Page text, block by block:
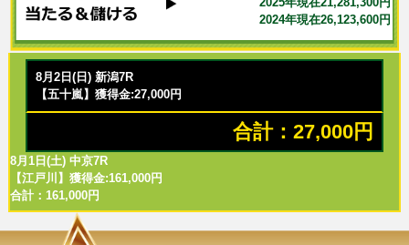
2024年現在26,123,600円
8月2日(日) 新潟7R
【五十嵐】獲得金:27,000円
合計：27,000円
8月1日(土) 中京7R
【江戸川】獲得金:161,000円
合計：161,000円